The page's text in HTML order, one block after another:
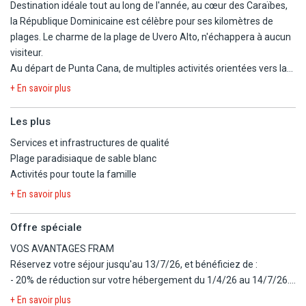
Destination idéale tout au long de l'année, au cœur des Caraïbes,
la République Dominicaine est célèbre pour ses kilomètres de
plages. Le charme de la plage de Uvero Alto, n'échappera à aucun
visiteur.
Au départ de Punta Cana, de multiples activités orientées vers la
mer s'offriront à vous, comme la plongée et bien d'autres sports
plages de rêve. Explorez l'arrière-pays et ses paysages verdoyants
nombreuses activités vous y attendent : découverte de la faune et
la flore, canyoning, rafting et bien d'autres.
Réservez votre séjour au Wyndham Alltra Punta Cana 4*sup
une énergie vibrante pour les voyageurs à la recherche de des
vacances pleines de sens. Pour un séjour au service et à la qualité
irréprochables, profitez des installations de qualité proposées par
+ En savoir plus
Les plus
Services et infrastructures de qualité
Plage paradisiaque de sable blanc
Activités pour toute la famille
+ En savoir plus
Offre spéciale
VOS AVANTAGES FRAM
Réservez votre séjour jusqu'au 13/7/26, et bénéficiez de :
- 20% de réduction sur votre hébergement du 1/4/26 au 14/7/26.
- 26% de réduction sur votre hébergement du 15/6/26 au 16/8/26.
+ En savoir plus